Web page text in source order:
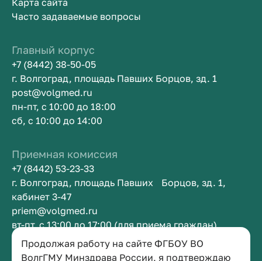
Продолжая работу на сайте ФГБОУ ВО
ВолгГМУ Минздрава России, я подтверждаю
Карта сайта
Часто задаваемые вопросы
Главный корпус
+7 (8442) 38-50-05
г. Волгоград, площадь Павших Борцов, зд. 1
post@volgmed.ru
пн-пт, с 10:00 до 18:00
сб, с 10:00 до 14:00
Приемная комиссия
+7 (8442) 53-23-33
г. Волгоград, площадь Павших Борцов, зд. 1,
кабинет 3-47
priem@volgmed.ru
вт-пт, с 13:00 до 17:00 (для приема граждан)
Приемная ректора